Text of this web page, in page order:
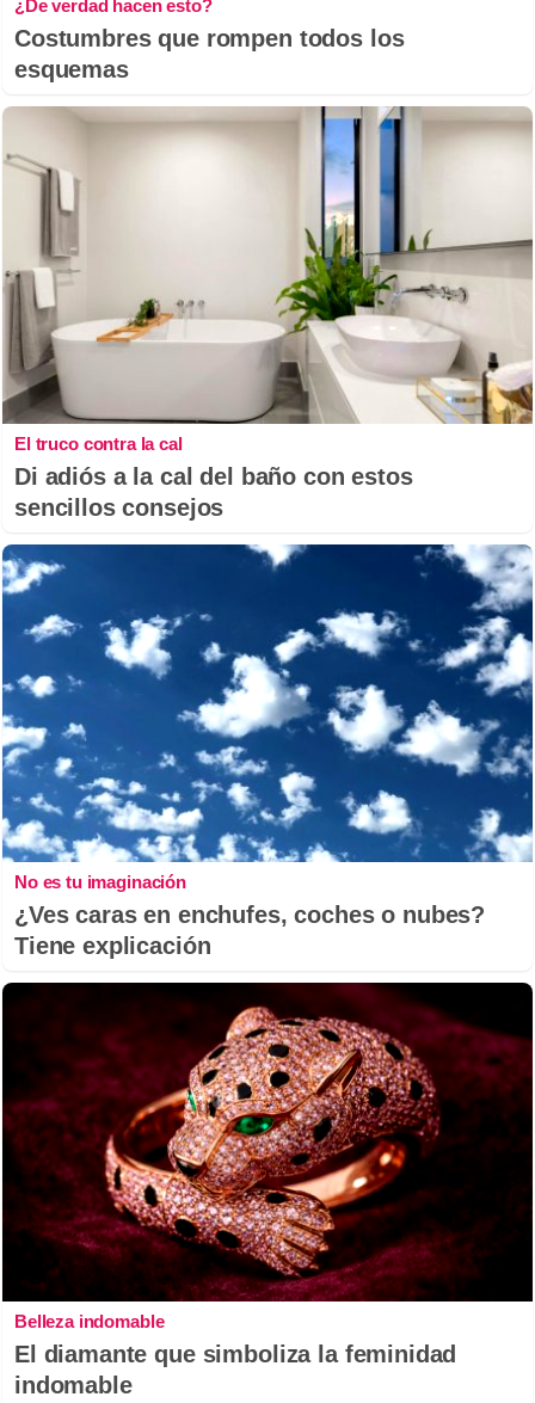
¿De verdad hacen esto?
Costumbres que rompen todos los
esquemas
El truco contra la cal
Di adiós a la cal del baño con estos
sencillos consejos
No es tu imaginación
¿Ves caras en enchufes, coches o nubes?
Tiene explicación
Belleza indomable
El diamante que simboliza la feminidad
indomable